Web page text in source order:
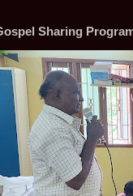
Sharing